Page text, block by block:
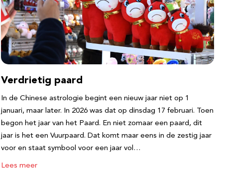
Verdrietig paard
In de Chinese astrologie begint een nieuw jaar niet op 1
januari, maar later. In 2026 was dat op dinsdag 17 februari. Toen
begon het jaar van het Paard. En niet zomaar een paard, dit
jaar is het een Vuurpaard. Dat komt maar eens in de zestig jaar
voor en staat symbool voor een jaar vol…
Lees meer